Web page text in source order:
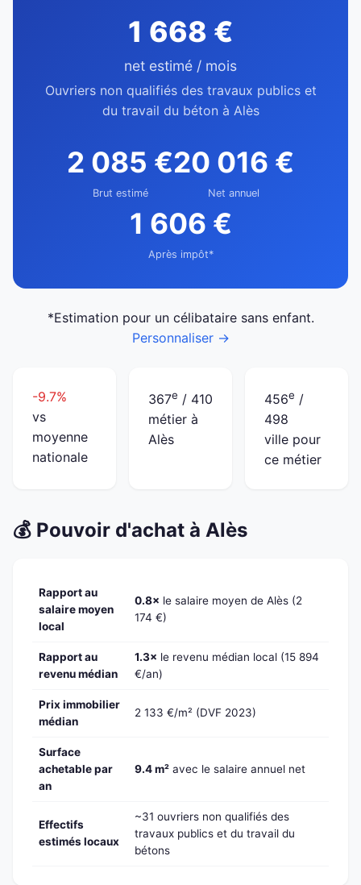
1 668 €
net estimé / mois
Ouvriers non qualifiés des travaux publics et
du travail du béton à Alès
2 085 €
Brut estimé
20 016 €
Net annuel
1 606 €
Après impôt*
*Estimation pour un célibataire sans enfant.
Personnaliser →
-9.7%
vs
moyenne
nationale
367e / 410
métier à
Alès
456e /
498
ville pour
ce métier
💰 Pouvoir d'achat à Alès
Rapport au
salaire moyen
local
0.8× le salaire moyen de Alès (2
174 €)
Rapport au
revenu médian
1.3× le revenu médian local (15 894
€/an)
Prix immobilier
médian
2 133 €/m² (DVF 2023)
Surface
achetable par
an
9.4 m² avec le salaire annuel net
Effectifs
estimés locaux
~31 ouvriers non qualifiés des
travaux publics et du travail du
bétons